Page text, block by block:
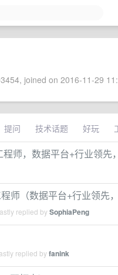
joined on 2016-11-29
提问 技术话题 好玩
师，数据平台+行业领先
师（数据平台+行业领先，
replied bySophiaPeng
replied byfanink